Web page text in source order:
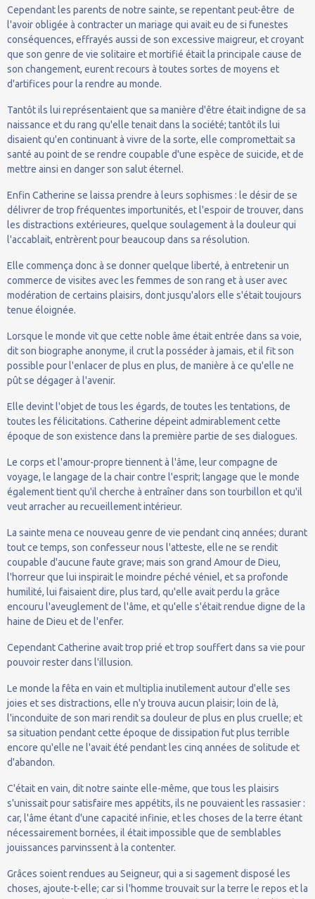
Cependant les parents de notre sainte, se repentant peut-être de
l'avoir obligée à contracter un mariage qui avait eu de si funestes
conséquences, effrayés aussi de son excessive maigreur, et croyant
que son genre de vie solitaire et mortifié était la principale cause de
son changement, eurent recours à toutes sortes de moyens et
d'artifices pour la rendre au monde.
Tantôt ils lui représentaient que sa manière d'être était indigne de sa
naissance et du rang qu'elle tenait dans la société; tantôt ils lui
disaient qu'en continuant à vivre de la sorte, elle compromettait sa
santé au point de se rendre coupable d'une espèce de suicide, et de
mettre ainsi en danger son salut éternel.
Enfin Catherine se laissa prendre à leurs sophismes : le désir de se
délivrer de trop fréquentes importunités, et l'espoir de trouver, dans
les distractions extérieures, quelque soulagement à la douleur qui
l'accablait, entrèrent pour beaucoup dans sa résolution.
Elle commença donc à se donner quelque liberté, à entretenir un
commerce de visites avec les femmes de son rang et à user avec
modération de certains plaisirs, dont jusqu'alors elle s'était toujours
tenue éloignée.
Lorsque le monde vit que cette noble âme était entrée dans sa voie,
dit son biographe anonyme, il crut la posséder à jamais, et il fit son
possible pour l'enlacer de plus en plus, de manière à ce qu'elle ne
pût se dégager à l'avenir.
Elle devint l'objet de tous les égards, de toutes les tentations, de
toutes les félicitations. Catherine dépeint admirablement cette
époque de son existence dans la première partie de ses dialogues.
Le corps et l'amour-propre tiennent à l'âme, leur compagne de
voyage, le langage de la chair contre l'esprit; langage que le monde
également tient qu'il cherche à entraîner dans son tourbillon et qu'il
veut arracher au recueillement intérieur.
La sainte mena ce nouveau genre de vie pendant cinq années; durant
tout ce temps, son confesseur nous l'atteste, elle ne se rendit
coupable d'aucune faute grave; mais son grand Amour de Dieu,
l'horreur que lui inspirait le moindre péché véniel, et sa profonde
humilité, lui faisaient dire, plus tard, qu'elle avait perdu la grâce
encouru l'aveuglement de l'âme, et qu'elle s'était rendue digne de la
haine de Dieu et de l'enfer.
Cependant Catherine avait trop prié et trop souffert dans sa vie pour
pouvoir rester dans l'illusion.
Le monde la fêta en vain et multiplia inutilement autour d'elle ses
joies et ses distractions, elle n'y trouva aucun plaisir; loin de là,
l'inconduite de son mari rendit sa douleur de plus en plus cruelle; et
sa situation pendant cette époque de dissipation fut plus terrible
encore qu'elle ne l'avait été pendant les cinq années de solitude et
d'abandon.
C'était en vain, dit notre sainte elle-même, que tous les plaisirs
s'unissait pour satisfaire mes appétits, ils ne pouvaient les rassasier :
car, l'âme étant d'une capacité infinie, et les choses de la terre étant
nécessairement bornées, il était impossible que de semblables
jouissances parvinssent à la contenter.
Grâces soient rendues au Seigneur, qui a si sagement disposé les
choses, ajoute-t-elle; car si l'homme trouvait sur la terre le repos et la